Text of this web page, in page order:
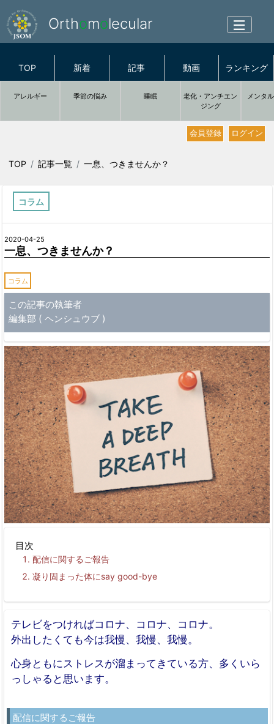
Orthomolecular
TOP 新着 記事 動画 ランキング
アレルギー 季節の悩み 睡眠
老化・アンチエン
ジング
メンタ
ログイン
会員登録
TOP 記事一覧 一息、つきませんか？
コラム
2020-04-25
一息、つきませんか？
コラム
この記事の執筆者
編集部 ( ヘンシュウブ )
目次
配信に関するご報告
凝り固まった体にsay good-bye
テレビをつければコロナ、コロナ、コロナ。
外出したくても今は我慢、我慢、我慢。
心身ともにストレスが溜まってきている方、多くいら
っしゃると思います。
配信に関するご報告